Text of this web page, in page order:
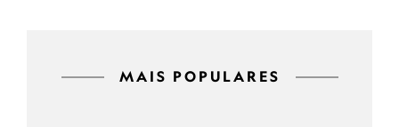
MAIS POPULARES